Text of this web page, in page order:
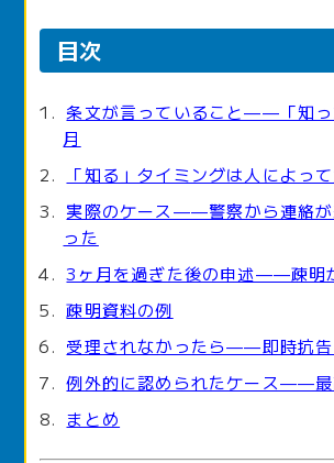
目次
条文が言っていること——「知っ
月
「知る」タイミングは人によっ
実際のケース——警察から連絡が
った
3ヶ月を過ぎた後の申述——疎明
疎明資料の例
受理されなかったら——即時抗告
例外的に認められたケース——最
まとめ